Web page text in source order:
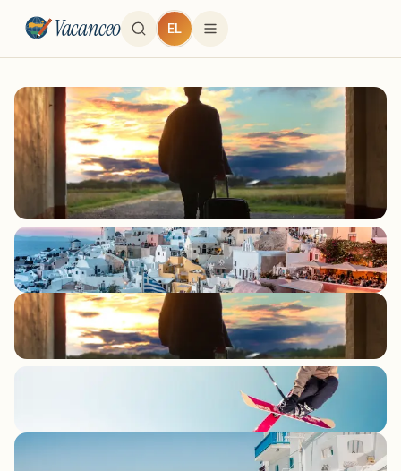
Vacanceo EL